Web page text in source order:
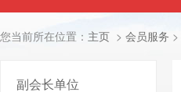
您当前所在位置： 主页 > 会员服务 >
副会长单位